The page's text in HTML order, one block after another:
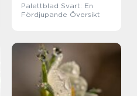
Palettblad Svart: En
Fördjupande Översikt